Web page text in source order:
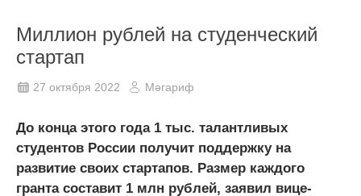
Миллион рублей на студенческий
стартап
27 октября 2022 Мәгариф
До конца этого года 1 тыс. талантливых
студентов России получит поддержку на
развитие своих стартапов. Размер каждого
гранта составит 1 млн рублей, заявил вице-